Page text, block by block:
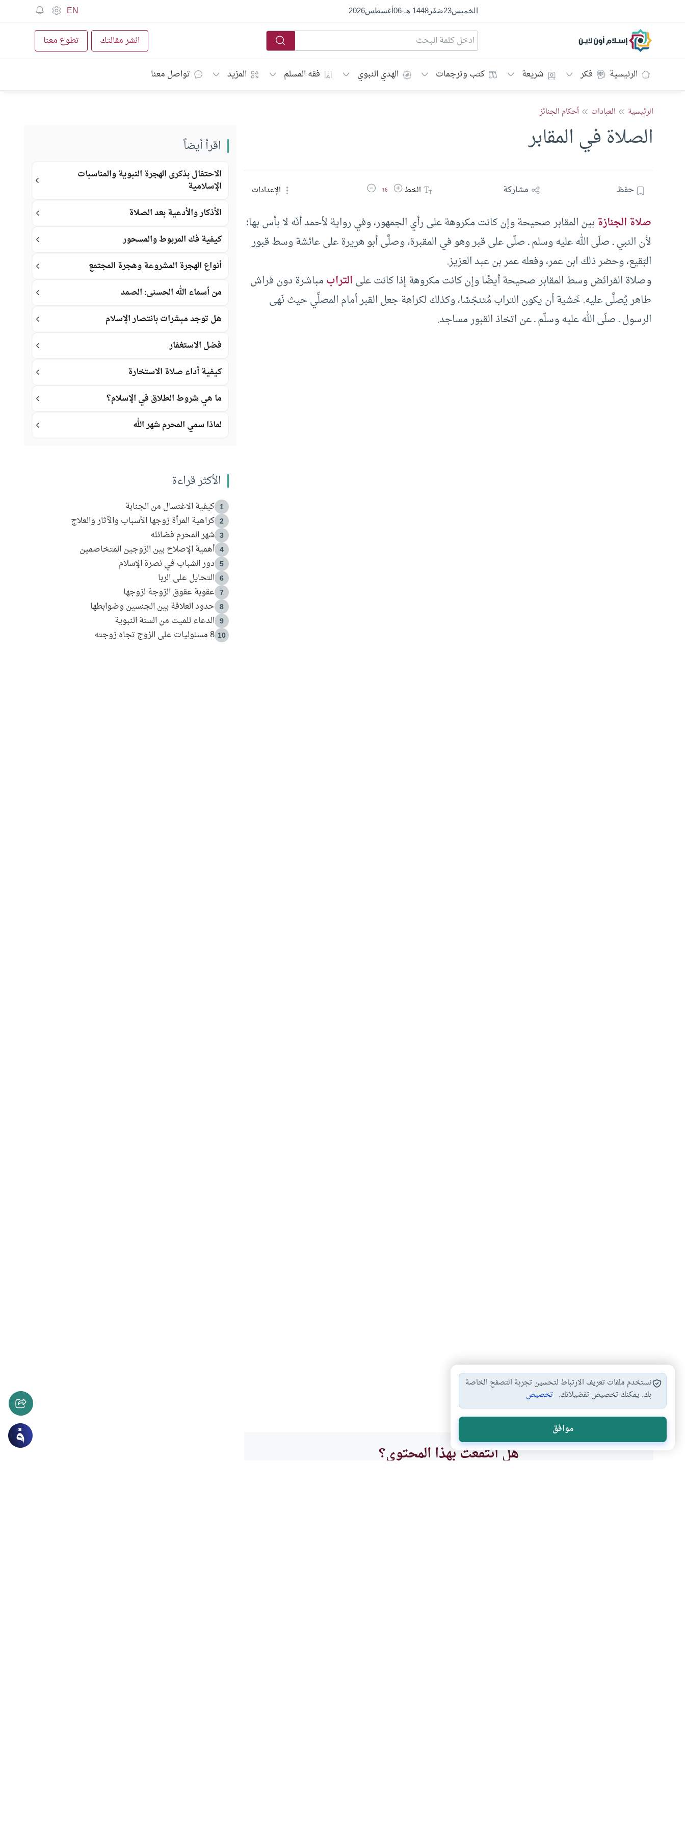
الخميس23صَفَر1448 هـ -
06أغسطس2026
EN
إسلام أون لاين انشر مقالتك تطوع معنا
الرئيسية فكر شريعة كتب وترجمات الهدي النبوي فقه المسلم المزيد تواصل معنا
الرئيسية العبادات أحكام الجنائز
الصلاة في المقابر
حفظ مشاركة الخطزيادة حجم الخط
16 تقليل حجم الخط الإعدادات
صلاة الجنازةبين المقابر صحيحة وإن كانت مكروهة على رأي الجمهور، وفي رواية لأحمد أنّه لا بأس بها؛
لأن النبي ـ صلّى الله عليه وسلم ـ صلّى على قبر وهو في المقبرة، وصلَّى أبو هريرة على عائشة وسط قبور
البَقيع، وحضر ذلك ابن عمر، وفعله عمر بن عبد العزيز.
وصلاة الفرائض وسط المقابر صحيحة أيضًا وإن كانت مكروهة إذا كانت علىالترابمباشرة دون فراش
طاهر يُصلَّى عليه. خَشية أن يكون التراب مُتنجّسًا، وكذلك لكراهة جعل القبر أمام المصلِّي حيث نَهى
الرسول ـ صلّى الله عليه وسلّم ـ عن اتخاذ القبور مساجد.
الصلاة في المقبرة
هل انتفعت بهذا المحتوى؟
اقرأ أيضاً
الاحتفال بذكرى الهجرة النبوية والمناسبات
الإسلامية
الأذكار والأدعية بعد الصلاة
كيفية فك المربوط والمسحور
أنواع الهجرة المشروعة وهجرة المجتمع
من أسماء الله الحسنى: الصمد
هل توجد مبشرات بانتصار الإسلام
فضل الاستغفار
كيفية أداء صلاة الاستخارة
ما هي شروط الطلاق في الإسلام؟
لماذا سمي المحرم شهر الله
الأكثر قراءة
1 كيفية الاغتسال من الجنابة
2 كراهية المرأة زوجها الأسباب والآثار والعلاج
3 شهر المحرم فضائله
4 أهمية الإصلاح بين الزوجين المتخاصمين
5 دور الشباب في نصرة الإسلام
6 التحايل على الربا
7 عقوبة عقوق الزوجة لزوجها
8 حدود العلاقة بين الجنسين وضوابطها
9 الدعاء للميت من السنة النبوية
10 8 مسئوليات على الزوج تجاه زوجته
نستخدم ملفات تعريف الارتباط لتحسين تجربة التصفح الخاصة
بك. يمكنك تخصيص تفضيلاتك. تخصيص
موافق